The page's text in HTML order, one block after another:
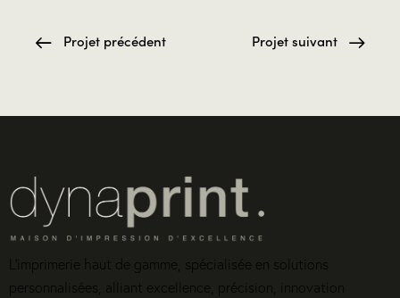
Projet précédent Projet suivant
L’imprimerie haut de gamme, spécialisée en solutions
personnalisées, alliant excellence, précision, innovation